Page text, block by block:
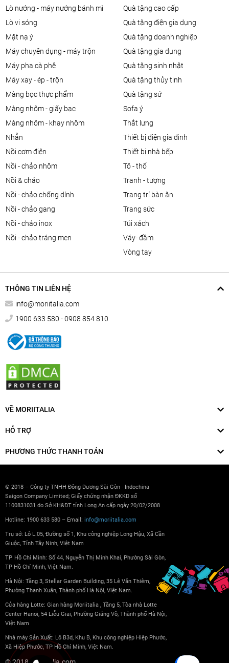
lò nướng - máy nướng bánh mì
lò vi sóng
mặt nạ ý
máy chuyên dụng - máy trộn
máy pha cà phê
máy xay - ép - trộn
màng bọc thực phẩm
màng nhôm - giấy bạc
màng nhôm - khay nhôm
nhẫn
nồi cơm điện
nồi - chảo nhôm
nồi & chảo
nồi - chảo chống dính
nồi - chảo gang
nồi - chảo inox
nồi - chảo tráng men
quà tặng cao cấp
quà tặng điện gia dụng
quà tặng doanh nghiệp
quà tặng gia dụng
quà tặng sinh nhật
quà tặng thủy tinh
quà tặng sứ
sofa ý
thắt lưng
thiết bị điện gia đình
thiết bị nhà bếp
tô - thố
tranh - tượng
trang trí bàn ăn
trang sức
túi xách
váy- đầm
vòng tay
THÔNG TIN LIÊN HỆ
info@moriitalia.com
1900 633 580 - 0908 854 810
VỀ MORIITALIA
HỖ TRỢ
PHƯƠNG THỨC THANH TOÁN
© 2018 – Công ty TNHH Đông Dương Sài Gòn - Indochina
Saigon Company Limited; Giấy chứng nhận ĐKKD số
1100831031 do Sở KH&ĐT tỉnh Long An cấp ngày 20/02/2008
Hotline: 1900 633 580 – Email: info@moriitalia.com
Trụ sở: Lô L.05, Đường số 1, Khu công nghiệp Long Hậu, Xã Cần
Giuộc, Tỉnh Tây Ninh, Việt Nam
TP. Hồ Chí Minh: Số 44, Nguyễn Thị Minh Khai, Phường Sài Gòn,
TP Hồ Chí Minh, Việt Nam.
Hà Nội: Tầng 3, Stellar Garden Building, 35 Lê Văn Thiêm,
Phường Thanh Xuân, Thành phố Hà Nội, Việt Nam.
Cửa hàng Lotte: Gian hàng Moriitalia , Tầng 5, Tòa nhà Lotte
Center Hanoi, 54 Liễu Giai, Phường Giảng Võ, Thành phố Hà Nội,
Việt Nam
Nhà máy Sản Xuất: Lô B3d, Khu B, Khu công nghiệp Hiệp Phước,
Xã Hiệp Phước, TP Hồ Chí Minh, Việt Nam.